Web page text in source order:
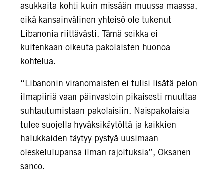
asukkaita kohti kuin missään muussa maassa,
eikä kansainvälinen yhteisö ole tukenut
Libanonia riittävästi. Tämä seikka ei
kuitenkaan oikeuta pakolaisten huonoa
kohtelua.
“Libanonin viranomaisten ei tulisi lisätä pelon
ilmapiiriä vaan päinvastoin pikaisesti muuttaa
suhtautumistaan pakolaisiin. Naispakolaisia
tulee suojella hyväksikäytöltä ja kaikkien
halukkaiden täytyy pystyä uusimaan
oleskelulupansa ilman rajoituksia”, Oksanen
sanoo.